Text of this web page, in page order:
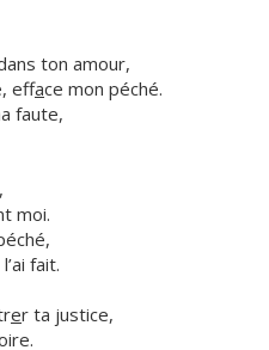
ton amour,
efface mon péché.
faute,
moi.
fait.
er ta justice,